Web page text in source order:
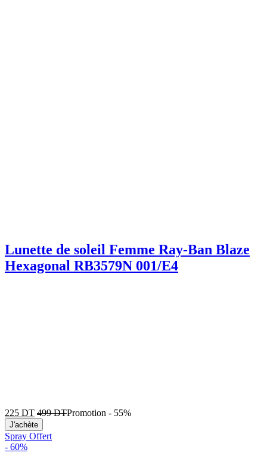
Lunette de soleil Femme Ray-Ban Blaze
Hexagonal RB3579N 001/E4
225 DT 499DTPromotion - 55%
J'achète
Spray Offert
- 60%